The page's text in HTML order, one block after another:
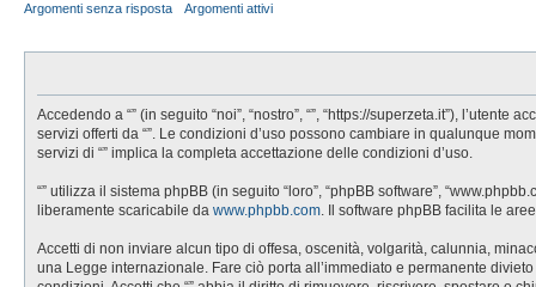
Argomenti senza risposta
Argomenti attivi
Accedendo a “” (in seguito “noi”, “nostro”, “”, “https://superzeta.it”),
servizi offerti da “”. Le condizioni d’uso possono cambiare in qualunque
servizi di “” implica la completa accettazione delle condizioni d’uso.
“” utilizza il sistema phpBB (in seguito “loro”, “phpBB software”,
liberamente scaricabile da www.phpbb.com . Il software phpBB facilita le
Accetti di non inviare alcun tipo di offesa, oscenità, volgarità, calunnia,
una Legge internazionale. Fare ciò porta all’immediato e permanente